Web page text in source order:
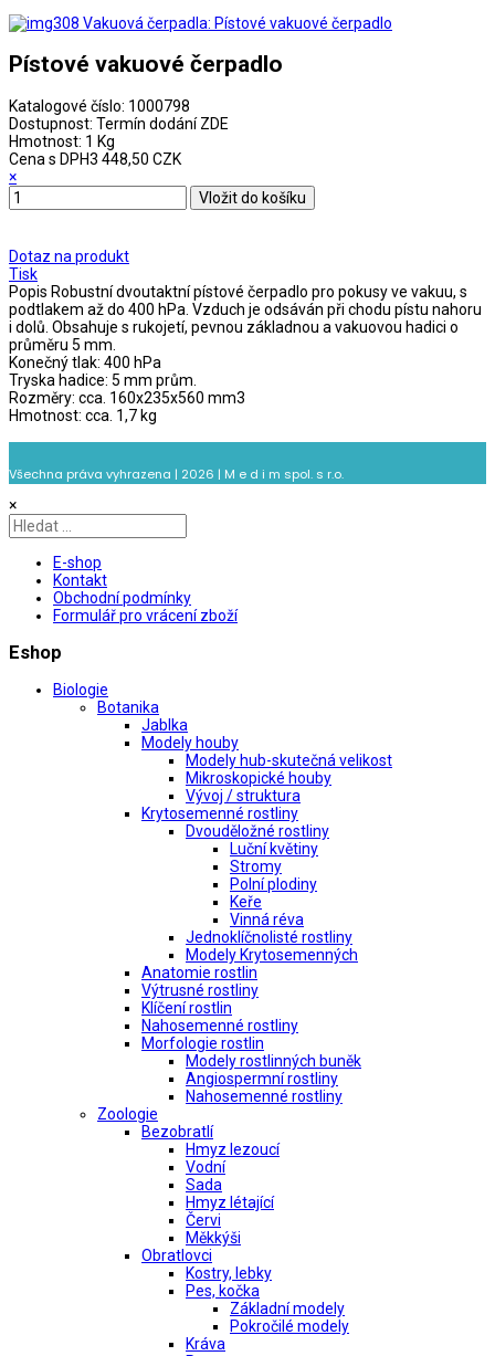
Pístové vakuové čerpadlo
Katalogové číslo: 1000798
Dostupnost: Termín dodání ZDE
Hmotnost: 1 Kg
Cena s DPH3 448,50 CZK
×
Dotaz na produkt
Tisk
Popis Robustní dvoutaktní pístové čerpadlo pro pokusy ve vakuu, s
podtlakem až do 400 hPa. Vzduch je odsáván při chodu pístu nahoru
i dolů. Obsahuje s rukojetí, pevnou základnou a vakuovou hadici o
průměru 5 mm.
Konečný tlak: 400 hPa
Tryska hadice: 5 mm prům.
Rozměry: cca. 160x235x560 mm3
Hmotnost: cca. 1,7 kg
Všechna práva vyhrazena | 2026 | M e d i m spol. s r.o.
×
E-shop
Kontakt
Obchodní podmínky
Formulář pro vrácení zboží
Eshop
Biologie
Botanika
Jablka
Modely houby
Modely hub-skutečná velikost
Mikroskopické houby
Vývoj / struktura
Krytosemenné rostliny
Dvouděložné rostliny
Luční květiny
Stromy
Polní plodiny
Keře
Vinná réva
Jednoklíčnolisté rostliny
Modely Krytosemenných
Anatomie rostlin
Výtrusné rostliny
Klíčení rostlin
Nahosemenné rostliny
Morfologie rostlin
Modely rostlinných buněk
Angiospermní rostliny
Nahosemenné rostliny
Zoologie
Bezobratlí
Hmyz lezoucí
Vodní
Sada
Hmyz létající
Červi
Měkkýši
Obratlovci
Kostry, lebky
Pes, kočka
Základní modely
Pokročilé modely
Kráva